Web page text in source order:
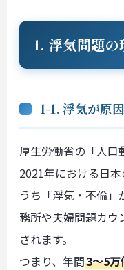
1. 浮気問題
1-1. 浮気が原
厚生労働省の「人口
2021年における日
うち「浮気・不倫
務所や夫婦問題カウ
されます。
つまり、年間3〜5万